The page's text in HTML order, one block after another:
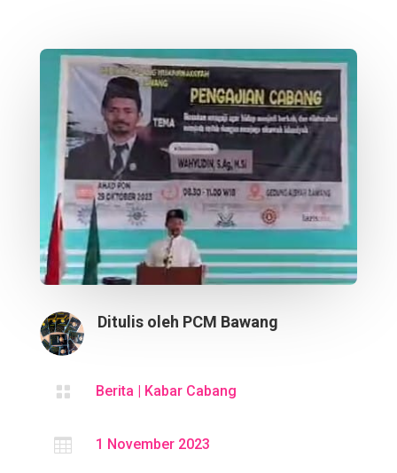
Ditulis oleh PCM Bawang
 Berita | Kabar Cabang
 1 November 2023